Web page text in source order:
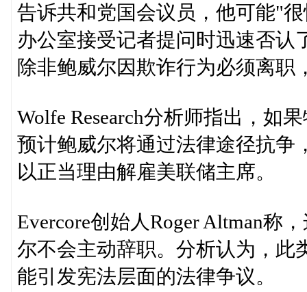
告诉共和党国会议员，他可能"
办公室接受记者提问时迅速否
除非鲍威尔因欺诈行为必须离
Wolfe Research分析师指出，如
预计鲍威尔将通过法律途径抗争
以正当理由解雇美联储主席。
Evercore创始人Roger Altman称
尔不会主动辞职。分析认为，此
能引发宪法层面的法律争议。